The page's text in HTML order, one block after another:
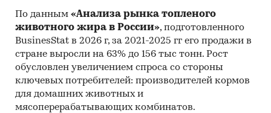
тренды, изменения в регулировании отрасли и
т.д.
Фактическое количество страниц может
отличаться от указанного.
Источник: TK Solutions
По данным «Анализа рынка топленого
животного жира в России», подготовленного
BusinesStat в 2026 г, за 2021-2025 гг его продажи в
стране выросли на 63% до 156 тыс тонн. Рост
обусловлен увеличением спроса со стороны
ключевых потребителей: производителей кормов
для домашних животных и
мясоперерабатывающих комбинатов.